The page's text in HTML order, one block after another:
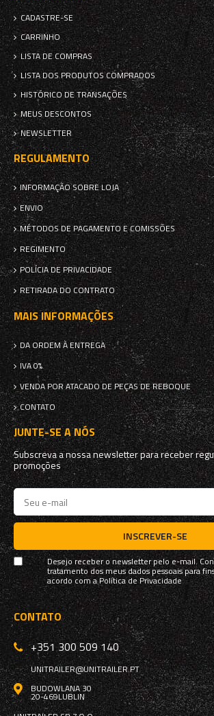
CADASTRE-SE
CARRINHO
LISTA DE COMPRAS
LISTA DOS PRODUTOS COMPRADOS
HISTÓRICO DE TRANSAÇÕES
MEUS DESCONTOS
NEWSLETTER
REGULAMENTO
INFORMAÇÃO SOBRE LOJA
ENVIO
MÉTODOS DE PAGAMENTO E COMISSÕES
REGIMENTO
POLÍCIA DE PRIVACIDADE
RETIRADA DO CONTRATO
MAIS INFORMAÇÕES
DA ORDEM À ENTREGA
IVA 0%
VENDA POR ATACADO DE PEÇAS DE REBOQUE
CONTATO
JUNTE-SE A NÓS
Subscreva a nossa newsletter para receber
promoções
INSCREVER-SE
Desejo receber o newsletter pelo e-mail.
tratamento dos meus dados pessoais para
acordo com aPolítica de Privacidade
CONTATO
+351 300 509 140
UNITRAILER@UNITRAILER.PT
BUDOWLANA 30
20-469LUBLIN